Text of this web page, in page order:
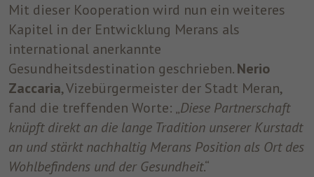
Mit dieser Kooperation wird nun ein weiteres
Kapitel in der Entwicklung Merans als
international anerkannte
Gesundheitsdestination geschrieben.Nerio
Zaccaria, Vizebürgermeister der Stadt Meran,
fand die treffenden Worte: „Diese Partnerschaft
knüpft direkt an die lange Tradition unserer Kurstadt
an und stärkt nachhaltig Merans Position als Ort des
Wohlbefindens und der Gesundheit.“